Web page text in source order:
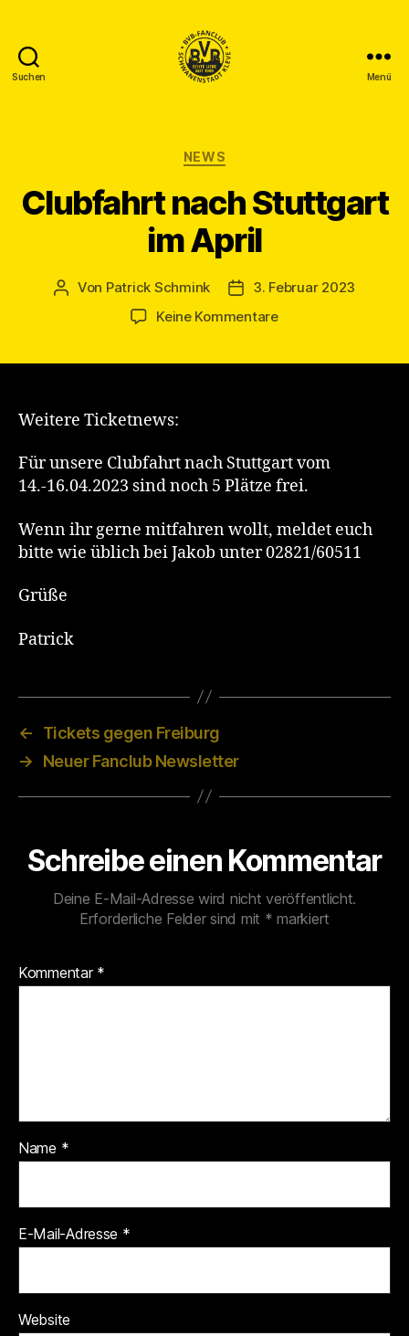
Suchen
Kleve
Menü
Kategorien
NEWS
Clubfahrt nach Stuttgart
im April
Beitragsautor
Von Patrick Schmink Veröffentlichungsdatum
3. Februar 2023
Keine Kommentarezu
Weitere Ticketnews:
Für unsere Clubfahrt nach Stuttgart vom
14.-16.04.2023 sind noch 5 Plätze frei.
Wenn ihr gerne mitfahren wollt, meldet euch
bitte wie üblich bei Jakob unter 02821/60511
Grüße
Patrick
←
Tickets gegen Freiburg
→
Neuer Fanclub Newsletter
Schreibe einen Kommentar
Deine E-Mail-Adresse wird nicht veröffentlicht.
Erforderliche Felder sind mit * markiert
Kommentar *
Name *
E-Mail-Adresse *
Website